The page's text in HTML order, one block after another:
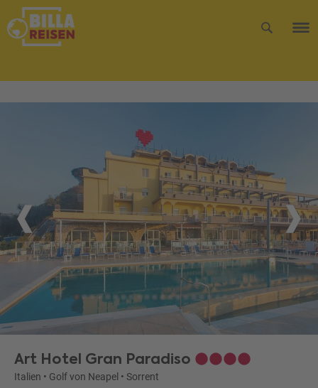
Art Hotel Gran Paradiso
Italien • Golf von Neapel • Sorrent